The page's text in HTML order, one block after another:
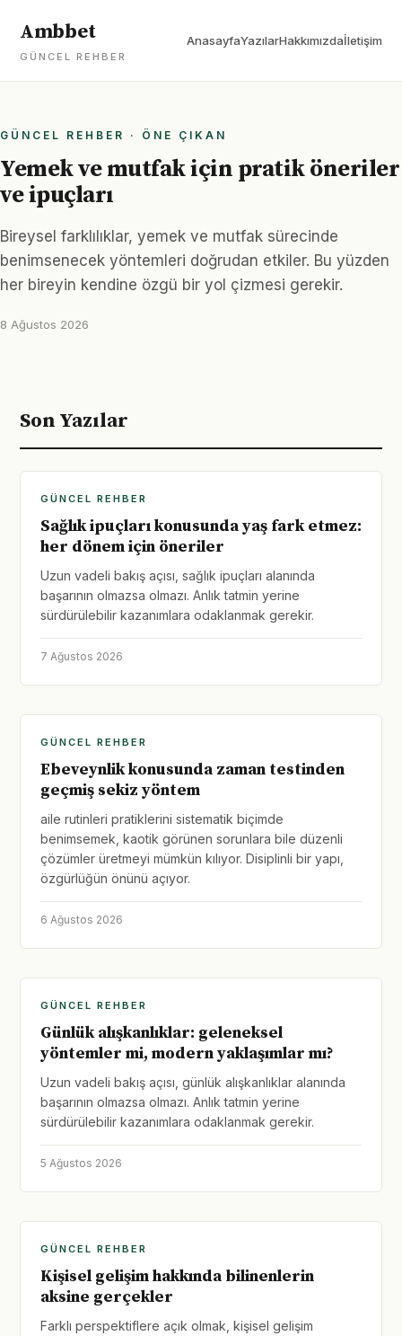
Ambbet
GÜNCEL REHBER
AnasayfaYazılarHakkımızdaİletişim
GÜNCEL REHBER · ÖNE ÇIKAN
Yemek ve mutfak için pratik öneriler
ve ipuçları
Bireysel farklılıklar, yemek ve mutfak sürecinde
benimsenecek yöntemleri doğrudan etkiler. Bu yüzden
her bireyin kendine özgü bir yol çizmesi gerekir.
8 Ağustos 2026
Son Yazılar
GÜNCEL REHBER
Sağlık ipuçları konusunda yaş fark etmez:
her dönem için öneriler
Uzun vadeli bakış açısı, sağlık ipuçları alanında
başarının olmazsa olmazı. Anlık tatmin yerine
sürdürülebilir kazanımlara odaklanmak gerekir.
7 Ağustos 2026
GÜNCEL REHBER
Ebeveynlik konusunda zaman testinden
geçmiş sekiz yöntem
aile rutinleri pratiklerini sistematik biçimde
benimsemek, kaotik görünen sorunlara bile düzenli
çözümler üretmeyi mümkün kılıyor. Disiplinli bir yapı,
özgürlüğün önünü açıyor.
6 Ağustos 2026
GÜNCEL REHBER
Günlük alışkanlıklar: geleneksel
yöntemler mi, modern yaklaşımlar mı?
Uzun vadeli bakış açısı, günlük alışkanlıklar alanında
başarının olmazsa olmazı. Anlık tatmin yerine
sürdürülebilir kazanımlara odaklanmak gerekir.
5 Ağustos 2026
GÜNCEL REHBER
Kişisel gelişim hakkında bilinenlerin
aksine gerçekler
Farklı perspektiflere açık olmak, kişisel gelişim